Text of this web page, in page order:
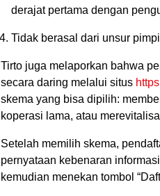
derajat pertama dengan
Tidak berasal dari unsur
Tirto juga melaporkan bahwa
secara daring melalui situs
skema yang bisa dipilih:
koperasi lama, atau
Setelah memilih skema,
pernyataan kebenaran
kemudian menekan tombol